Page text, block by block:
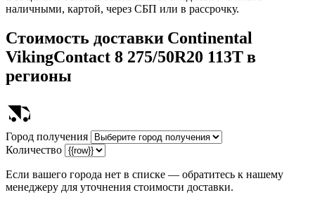
наличными, картой, через СБП или в рассрочку.
Стоимость доставки Continental
VikingContact 8 275/50R20 113Tв
регионы
Город получения
Количество
Если вашего города нет в списке — обратитесь к нашему
менеджеру для уточнения стоимости доставки.